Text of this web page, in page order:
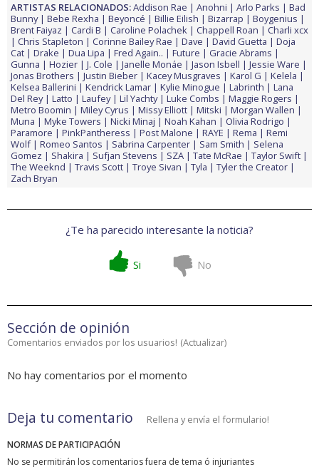
ARTISTAS RELACIONADOS:Addison Rae Anohni Arlo Parks
Bad
Bunny
Bebe Rexha Beyoncé Billie Eilish Bizarrap
Boygenius
Brent Faiyaz
Cardi B Caroline Polachek Chappell Roan
Charli xcx
Chris Stapleton
Corinne Bailey Rae Dave David Guetta
Doja
Cat
Drake Dua Lipa Fred Again.. Future
Gracie Abrams
Gunna
Hozier J. Cole Janelle Monáe Jason Isbell
Jessie Ware
Jonas Brothers
Justin Bieber Kacey Musgraves Karol G
Kelela
Kelsea Ballerini
Kendrick Lamar Kylie Minogue Labrinth
Lana
Del Rey
Latto Laufey Lil Yachty Luke Combs
Maggie Rogers
Metro Boomin
Miley Cyrus Missy Elliott Mitski
Morgan Wallen
Muna
Myke Towers Nicki Minaj Noah Kahan
Olivia Rodrigo
Paramore
PinkPantheress Post Malone RAYE Rema
Remi
Wolf
Romeo Santos Sabrina Carpenter Sam Smith
Selena
Gomez
Shakira Sufjan Stevens SZA Tate McRae
Taylor Swift
The Weeknd
Travis Scott Troye Sivan Tyla
Tyler the Creator
Zach Bryan
¿Te ha parecido interesante la noticia?
Si No
Sección de opinión
Comentarios enviados por los usuarios! (Actualizar)
No hay comentarios por el momento
Deja tu comentario Rellena y envía el formulario!
NORMAS DE PARTICIPACIÓN
No se permitirán los comentarios fuera de tema ó injuriantes